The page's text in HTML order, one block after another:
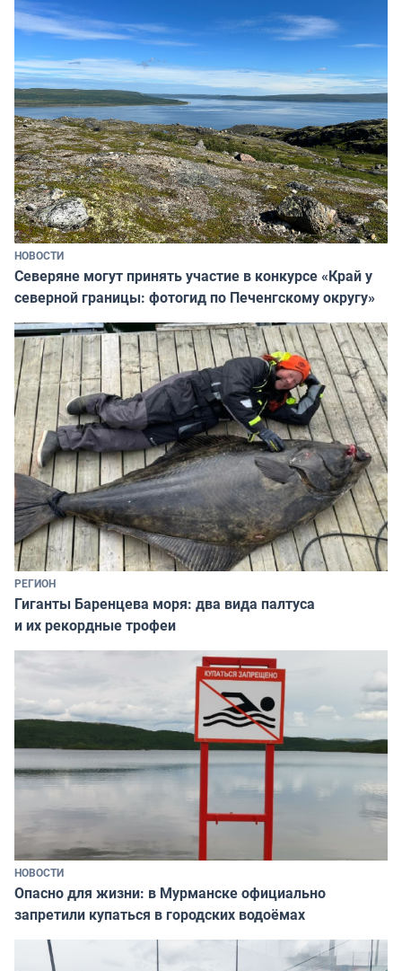
НОВОСТИ
Северяне могут принять участие в конкурсе «Край у
северной границы: фотогид по Печенгскому округу»
РЕГИОН
Гиганты Баренцева моря: два вида палтуса
и их рекордные трофеи
НОВОСТИ
Опасно для жизни: в Мурманске официально
запретили купаться в городских водоёмах